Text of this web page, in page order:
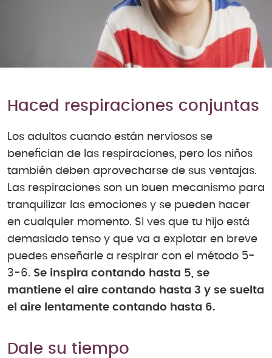
Haced respiraciones conjuntas
Los adultos cuando están nerviosos se
benefician de las respiraciones, pero los niños
también deben aprovecharse de sus ventajas.
Las respiraciones son un buen mecanismo para
tranquilizar las emociones y se pueden hacer
en cualquier momento. Si ves que tu hijo está
demasiado tenso y que va a explotar en breve
puedes enseñarle a respirar con el método 5-
3-6. Se inspira contando hasta 5, se
mantiene el aire contando hasta 3 y se suelta
el aire lentamente contando hasta 6.
Dale su tiempo